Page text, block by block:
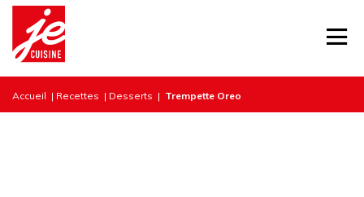
Accueil | Recettes | Desserts | Trempette Oreo